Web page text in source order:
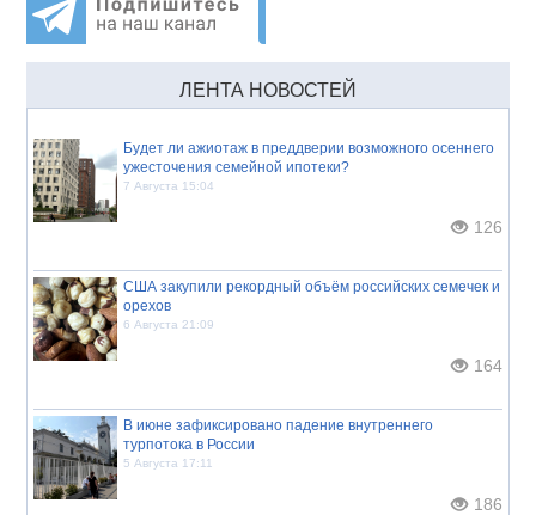
ЛЕНТА НОВОСТЕЙ
Будет ли ажиотаж в преддверии возможного осеннего
ужесточения семейной ипотеки?
7 Августа 15:04
126
США закупили рекордный объём российских семечек и
орехов
6 Августа 21:09
164
В июне зафиксировано падение внутреннего
турпотока в России
5 Августа 17:11
186